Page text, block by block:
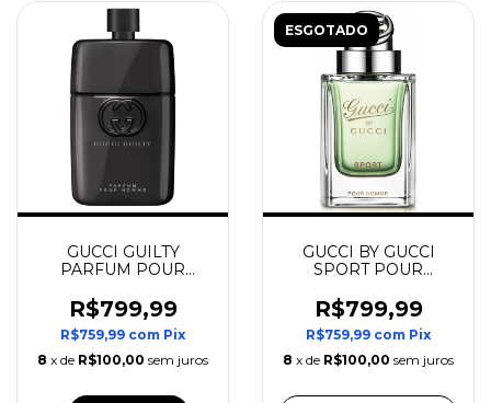
GUCCI GUILTY
PARFUM POUR
R$799,99
R$759,99 com Pix
8 x de R$100,00 sem juros
ESGOTADO
GUCCI BY GUCCI
SPORT POUR
TOILETTE
R$799,99
R$759,99 com Pix
8 x de R$100,00 sem juros